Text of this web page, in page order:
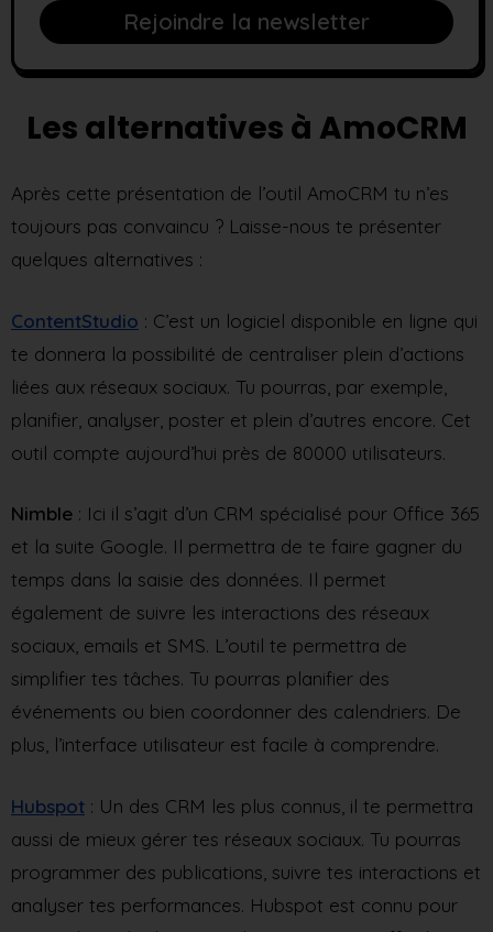
Rejoindre la newsletter
Les alternatives à AmoCRM
Après cette présentation de l’outil AmoCRM tu n’es
toujours pas convaincu ? Laisse-nous te présenter
quelques alternatives :
ContentStudio : C’est un logiciel disponible en ligne qui
te donnera la possibilité de centraliser plein d’actions
liées aux réseaux sociaux. Tu pourras, par exemple,
planifier, analyser, poster et plein d’autres encore. Cet
outil compte aujourd’hui près de 80000 utilisateurs.
Nimble : Ici il s’agit d’un CRM spécialisé pour Office 365
et la suite Google. Il permettra de te faire gagner du
temps dans la saisie des données. Il permet
également de suivre les interactions des réseaux
sociaux, emails et SMS. L’outil te permettra de
simplifier tes tâches. Tu pourras planifier des
événements ou bien coordonner des calendriers. De
plus, l’interface utilisateur est facile à comprendre.
Hubspot : Un des CRM les plus connus, il te permettra
aussi de mieux gérer tes réseaux sociaux. Tu pourras
programmer des publications, suivre tes interactions et
analyser tes performances. Hubspot est connu pour